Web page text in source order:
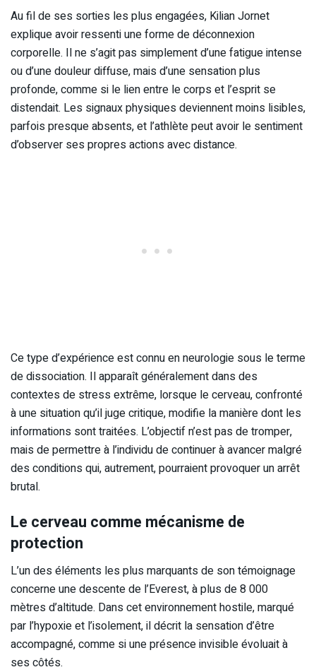
Au fil de ses sorties les plus engagées, Kilian Jornet
explique avoir ressenti une forme de déconnexion
corporelle. Il ne s’agit pas simplement d’une fatigue intense
ou d’une douleur diffuse, mais d’une sensation plus
profonde, comme si le lien entre le corps et l’esprit se
distendait. Les signaux physiques deviennent moins lisibles,
parfois presque absents, et l’athlète peut avoir le sentiment
d’observer ses propres actions avec distance.
Ce type d’expérience est connu en neurologie sous le terme
de dissociation. Il apparaît généralement dans des
contextes de stress extrême, lorsque le cerveau, confronté
à une situation qu’il juge critique, modifie la manière dont les
informations sont traitées. L’objectif n’est pas de tromper,
mais de permettre à l’individu de continuer à avancer malgré
des conditions qui, autrement, pourraient provoquer un arrêt
brutal.
Le cerveau comme mécanisme de
protection
L’un des éléments les plus marquants de son témoignage
concerne une descente de l’Everest, à plus de 8 000
mètres d’altitude. Dans cet environnement hostile, marqué
par l’hypoxie et l’isolement, il décrit la sensation d’être
accompagné, comme si une présence invisible évoluait à
ses côtés.